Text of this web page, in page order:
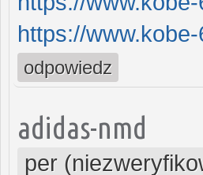
https://
odpowiedz
adidas-nmd
per